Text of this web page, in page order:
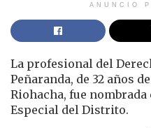
ANUNCIO
La profesional del
Peñaranda, de 32 años
Riohacha, fue
Especial del Distrito.